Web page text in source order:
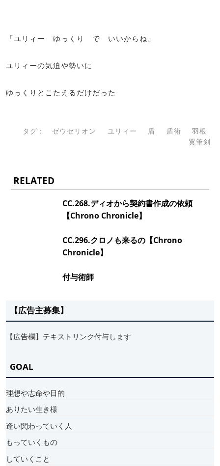
「ユリィー ゆっくり で いいからね」
ユリィーの気迫や勢いに
ゆっくりとこたえるだけだった
タグ： ゼウセリオン ユリィー 盾 盾術
羽根
翼筆剣
RELATED
CC.268.ディオから契約書作成の依頼
【Chrono Chronicle】
CC.296.クロノも来るの【Chrono
Chronicle】
付与術師
【広告主募集】
【広告欄】テキストリンク付与します
GOAL
理想や志命や目的
ありたい生き様
逢い関わっていく人
もっていくもの
していくこと